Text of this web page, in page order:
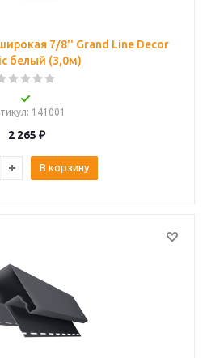
7/8'' Grand Line Decor
белый (3,0м)
: 141001
2 265 ₽
В корзину